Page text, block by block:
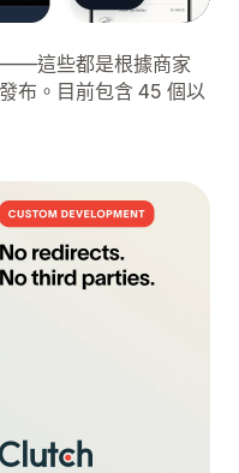
——這些都是根據商家
布。目前包含 45 個以